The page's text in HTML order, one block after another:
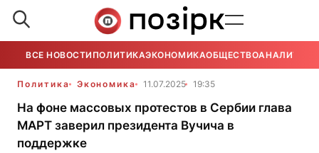
ВСЕ НОВОСТИ ПОЛИТИКАЭКОНОМИКАОБЩЕСТВОАНАЛИТИКА
Политика Экономика 11.07.2025 19:35
На фоне массовых протестов в Сербии глава
МАРТ заверил президента Вучича в
поддержке